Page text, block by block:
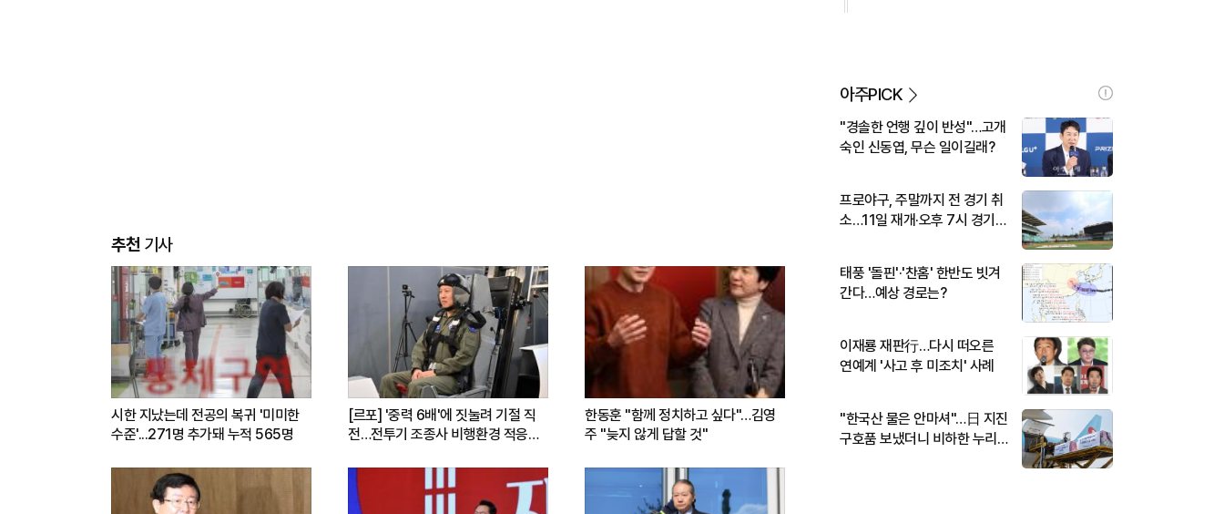
추천기사
시한 지났는데 전공의 복귀 '미미한
수준'...271명 추가돼 누적 565명
[르포] '중력 6배'에 짓눌려 기절 직
전…전투기 조종사 비행환경 적응훈
한동훈 "함께 정치하고 싶다"…김영
주 "늦지 않게 답할 것"
아주PICK
"경솔한 언행 깊이 반성"…고개
숙인 신동엽, 무슨 일이길래?
프로야구, 주말까지 전 경기 취
소…11일 재개·오후 7시 경기
태풍 '돌핀'·'찬홈' 한반도 빗겨
간다…예상 경로는?
이재룡 재판行…다시 떠오른
연예계 '사고 후 미조치' 사례
"한국산 물은 안마셔"…日 지진
구호품 보냈더니 비하한 누리